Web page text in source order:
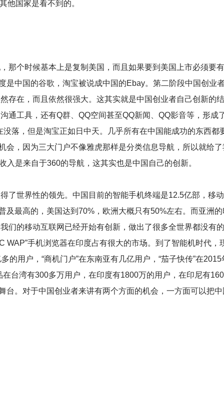
他国家是看不到的。
个时候基本上是复制美国，而且如果要到美国上市必须要有
是中国的谷歌，淘宝被说成中国的Ebay。第二阶段中国创业
存在，而且依然很强大。这其实就是中国创业者自己创新的结
通工具，还有Q群、QQ空间甚至QQ新闻、QQ影音等，形成
落，但是淘宝正如日中天。几乎所有在中国能成功的东西都
会，因为三大门户不像雅虎那样是分类信息导航，所以就给了
是来自于360的导航，这其实也是中国自己的创新。
世界性的领先。中国目前的智能手机终端是12.5亿部，移
及最高的，美国达到70%，欧洲大概只有50%左右。而亚洲的
们的移动互联网已经开始有创新，做出了很多全世界都没有的
WAP”手机浏览器在印度占有很大的市场。到了智能机时代，
的用户，“商机门户”在东南亚有几亿用户，“茄子快传”在2015
台湾有300多万用户，在印度有1800万的用户，在印尼有
。对于中国创业者来讲有两个方面的机会，一方面可以把中